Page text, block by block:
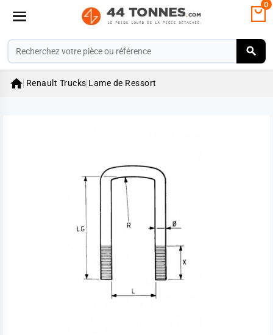
0
 Renault Trucks Lame de Ressort